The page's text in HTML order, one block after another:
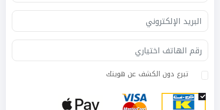
تبرع دون الكشف عن هويتك